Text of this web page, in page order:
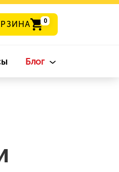
0
Блог